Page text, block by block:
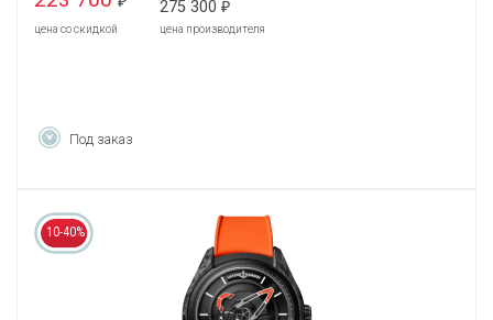
цена со скидкой
275 300 ₽
цена производителя
Под заказ
10-40%